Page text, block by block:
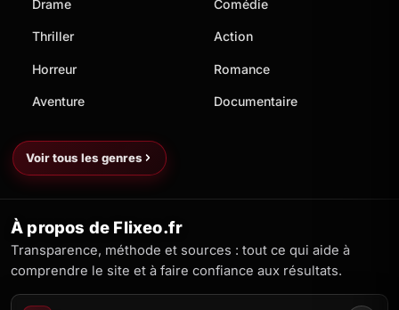
Drame Comédie
Thriller Action
Horreur Romance
Aventure Documentaire
Voir tous les genres
À propos de Flixeo.fr
Transparence, méthode et sources : tout ce qui aide à
comprendre le site et à faire confiance aux résultats.